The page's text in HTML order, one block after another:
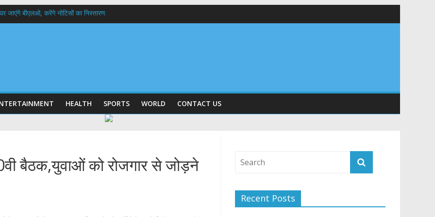
जाएंगे बीएलओ, करेंगे नोटिसों का निस्तारण
रहें अधिकारी-मुख्य सचिव मानसून-एसईओसी से मुख्य सचिव ने की विस्तृत समीक्षा कहा-बंद सड़कों को शीघ्र खोला जाए, लोगों को न हो दिक्कत
HEALTH SPORTS WORLD CONTACT US
बैठक,युवाओं को रोजगार से जोड़ने
Recent Posts